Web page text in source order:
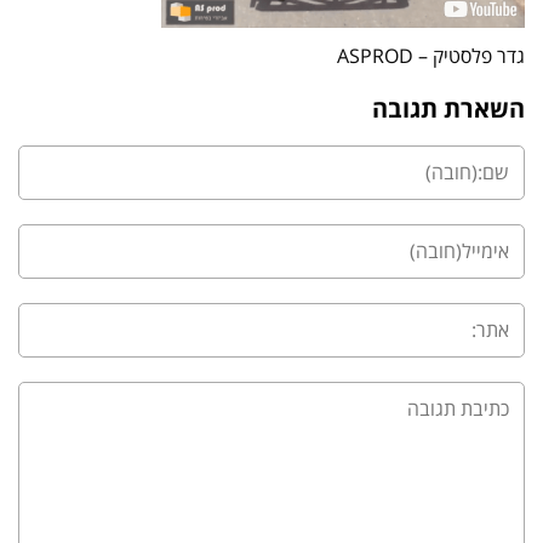
גדר פלסטיק – ASPROD
השארת תגובה